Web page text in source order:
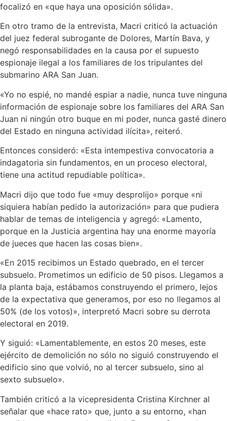
focalizó en «que haya una oposición sólida».
En otro tramo de la entrevista, Macri criticó la actuación
del juez federal subrogante de Dolores, Martín Bava, y
negó responsabilidades en la causa por el supuesto
espionaje ilegal a los familiares de los tripulantes del
submarino ARA San Juan.
«Yo no espié, no mandé espiar a nadie, nunca tuve ninguna
información de espionaje sobre los familiares del ARA San
Juan ni ningún otro buque en mi poder, nunca gasté dinero
del Estado en ninguna actividad ilícita», reiteró.
Entonces consideró: «Esta intempestiva convocatoria a
indagatoria sin fundamentos, en un proceso electoral,
tiene una actitud repudiable política».
Macri dijo que todo fue «muy desprolijo» porque «ni
siquiera habían pedido la autorización» para que pudiera
hablar de temas de inteligencia y agregó: «Lamento,
porque en la Justicia argentina hay una enorme mayoría
de jueces que hacen las cosas bien».
«En 2015 recibimos un Estado quebrado, en el tercer
subsuelo. Prometimos un edificio de 50 pisos. Llegamos a
la planta baja, estábamos construyendo el primero, lejos
de la expectativa que generamos, por eso no llegamos al
50% (de los votos)», interpretó Macri sobre su derrota
electoral en 2019.
Y siguió: «Lamentablemente, en estos 20 meses, este
ejército de demolición no sólo no siguió construyendo el
edificio sino que volvió, no al tercer subsuelo, sino al
sexto subsuelo».
También criticó a la vicepresidenta Cristina Kirchner al
señalar que «hace rato» que, junto a su entorno, «han